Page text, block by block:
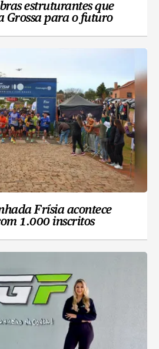
estruturantes que
Grossa para o futuro
Frísia acontece
1.000 inscritos